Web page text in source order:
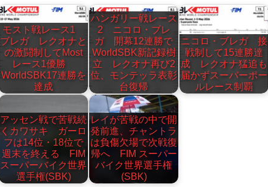
モスト戦レース1
ブレガ レクオナと
の激闘制してMost
レース1優勝
WorldSBK17連勝を
達成
ハンガリー戦レース
2 ニコロ・ブレ
ガ 開幕12連勝で
WorldSBK新記録樹
立 レクオナ再び2
位、モンテッラ表彰
台復帰
ニコロ・ブレガ 接
戦制して15連勝達
成 レクオナ猛追も
届かずスーパーポー
ルレース制覇
アッセン戦で苦戦続
くカワサキ ガーロ
フは14位・18位で
週末を終える FIM
スーパーバイク世界
選手権(SBK)
レイが苦戦の中で開
発前進、チャントラ
は負傷欠場で次戦復
帰へ FIM スーパー
バイク世界選手権
(SBK)